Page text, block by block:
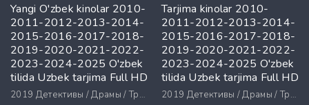
Yangi O'zbek kinolar 2010-
2011-2012-2013-2014-
2015-2016-2017-2018-
2019-2020-2021-2022-
2023-2024-2025 O'zbek
tilida Uzbek tarjima Full HD
2019 Детективы / Драмы / Триллеры / Ужасы
Tarjima kinolar 2010-
2011-2012-2013-2014-
2015-2016-2017-2018-
2019-2020-2021-2022-
2023-2024-2025 O'zbek
tilida Uzbek tarjima Full HD
2019 Детективы / Драмы / Триллеры / Ужасы